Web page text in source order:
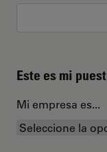
Este es mi
Mi empresa es...